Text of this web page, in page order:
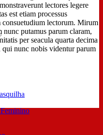
lectores legere
est etiam processus
lectorum. Mirum
nunc putamus parum claram,
per seacula quarta decima
nunc nobis videntur parum